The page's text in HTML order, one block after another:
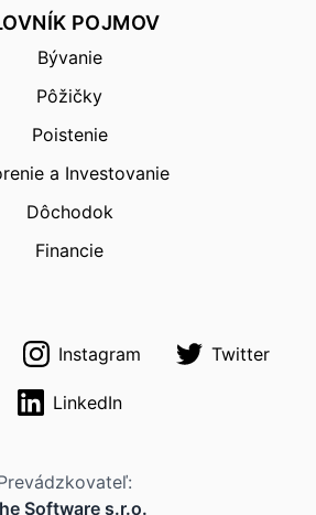
POJMOV
Bývanie
Pôžičky
Poistenie
a Investovanie
Dôchodok
Financie
Instagram Twitter
LinkedIn
Software s.r.o.